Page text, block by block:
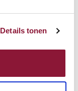
Details tonen
bei der
und wie